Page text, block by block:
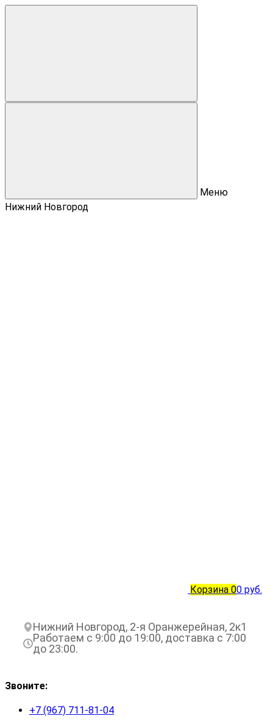
Меню
Нижний Новгород
Корзина 00 руб.
Нижний Новгород, 2-я Оранжерейная, 2к1
Работаем с 9:00 до 19:00, доставка с 7:00
до 23:00.
Звоните:
+7 (967) 711-81-04